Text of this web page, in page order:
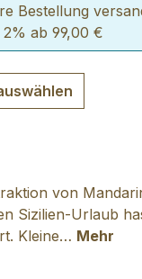
Bestellung
ab 99,00 €
von
Sizilien-Urlaub
Kleine… Mehr